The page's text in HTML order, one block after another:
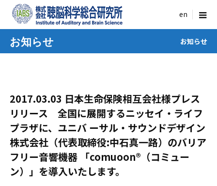
menu
お知らせ お知らせ
2017.03.03 日本生命保険相互会社様プレス
リリース 全国に展開するニッセイ・ライフ
プラザに、ユニバ ーサル・サウンドデザイン
株式会社（代表取締役:中石真一路）のバリア
フリー音響機器 「comuoon®（コミュー
ン）」を導入いたします。